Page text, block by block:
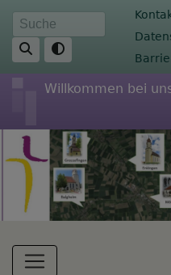
Direkt
zum
Inhalt
Suche
Willkommen bei